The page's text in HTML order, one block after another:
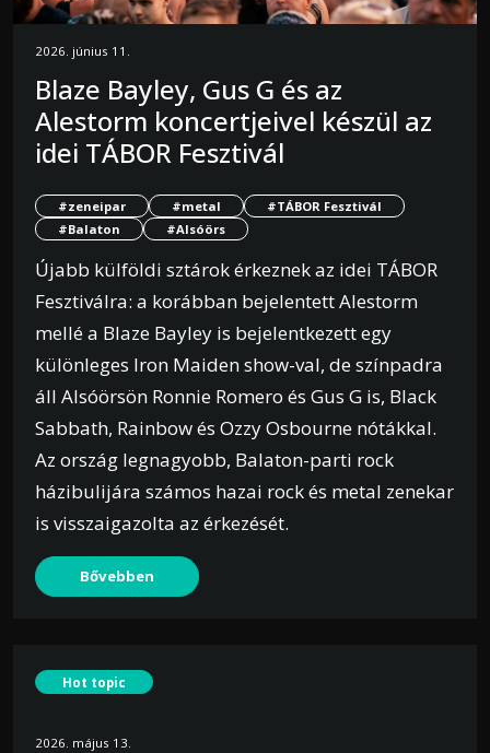
2026. június 11.
Blaze Bayley, Gus G és az
Alestorm koncertjeivel készül az
idei TÁBOR Fesztivál
#zeneipar #metal
#TÁBOR Fesztivál
#Balaton
#Alsóörs
Újabb külföldi sztárok érkeznek az idei TÁBOR
Fesztiválra: a korábban bejelentett Alestorm
mellé a Blaze Bayley is bejelentkezett egy
különleges Iron Maiden show-val, de színpadra
áll Alsóörsön Ronnie Romero és Gus G is, Black
Sabbath, Rainbow és Ozzy Osbourne nótákkal.
Az ország legnagyobb, Balaton-parti rock
házibulijára számos hazai rock és metal zenekar
is visszaigazolta az érkezését.
Bővebben
Hot topic
2026. május 13.